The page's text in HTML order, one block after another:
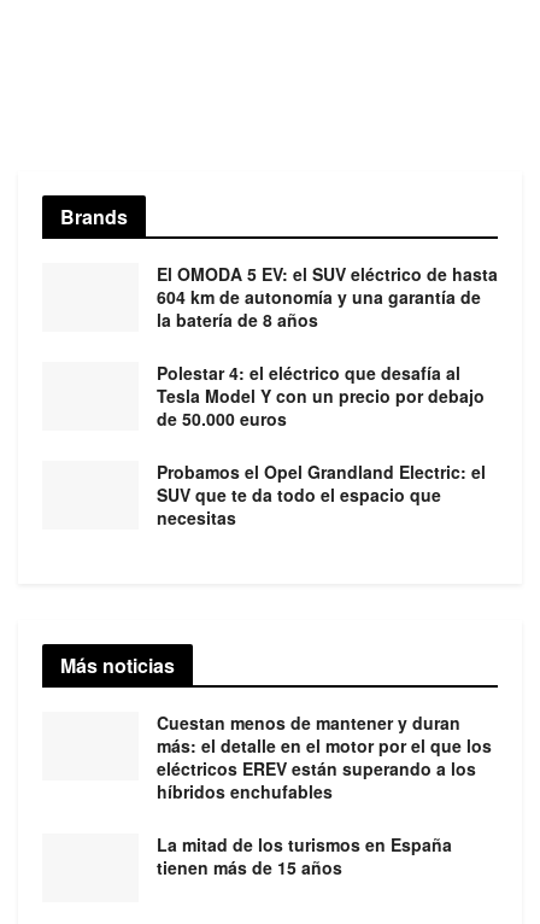
Brands
El OMODA 5 EV: el SUV eléctrico de hasta
604 km de autonomía y una garantía de
la batería de 8 años
Polestar 4: el eléctrico que desafía al
Tesla Model Y con un precio por debajo
de 50.000 euros
Probamos el Opel Grandland Electric: el
SUV que te da todo el espacio que
necesitas
Más noticias
Cuestan menos de mantener y duran
más: el detalle en el motor por el que los
eléctricos EREV están superando a los
híbridos enchufables
La mitad de los turismos en España
tienen más de 15 años